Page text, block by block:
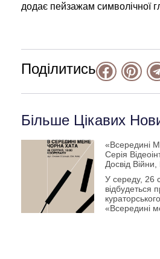
додає пейзажам символічної
Поділитись
Більше Цікавих
«Всередині
Серія
Досвід
У середу, 26
відбудеться
«Всередині